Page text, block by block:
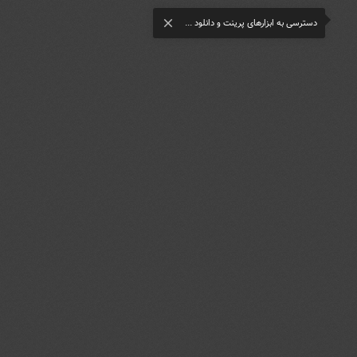
دسترسی به ابزارهای پرینت و دانلود ... close